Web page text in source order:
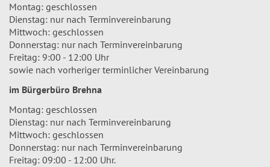
Montag: geschlossen
Dienstag: nur nach Terminvereinbarung
Mittwoch: geschlossen
Donnerstag: nur nach Terminvereinbarung
Freitag: 9:00 - 12:00 Uhr
sowie nach vorheriger terminlicher Vereinbarung
im Bürgerbüro Brehna
Montag: geschlossen
Dienstag: nur nach Terminvereinbarung
Mittwoch: geschlossen
Donnerstag: nur nach Terminvereinbarung
Freitag: 09:00 - 12:00 Uhr.